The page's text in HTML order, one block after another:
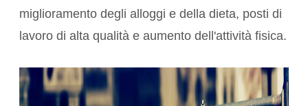
miglioramento degli alloggi e della dieta, posti di
lavoro di alta qualità e aumento dell'attività fisica.